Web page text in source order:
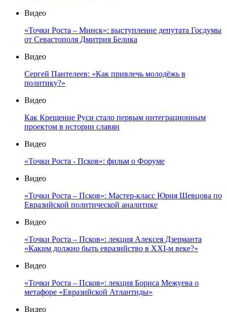
Видео
«Точки Роста – Минск»: выступление депутата Госдумы
от Севастополя Дмитрия Белика
Видео
Сергей Пантелеев: «Как привлечь молодёжь в
политику?»
Видео
Как Крещение Руси стало первым интеграционным
проектом в истории славян
Видео
«Точки Роста - Псков»: фильм о Форуме
Видео
«Точки Роста – Псков»: Мастер-класс Юрия Шевцова по
Евразийской политической аналитике
Видео
«Точки Роста – Псков»: лекция Алексея Дзерманта
«Каким должно быть евразийство в XXI-м веке?»
Видео
«Точки Роста – Псков»: лекция Бориса Межуева о
метафоре «Евразийской Атлантиды»
Видео